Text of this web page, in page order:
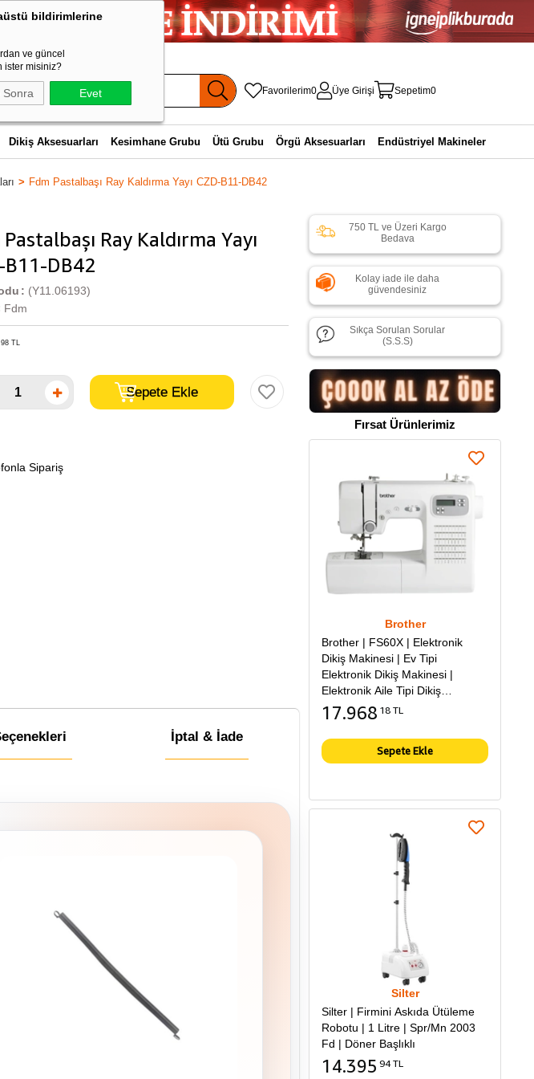
bildirimlerine
ve güncel
ister misiniz?
Sonra Evet Favorilerim0 Üye Girişi Sepetim0
Dikiş Aksesuarları Kesimhane Grubu Ütü Grubu Örgü Aksesuarları Endüstriyel Makineler
Fdm Pastalbaşı Ray Kaldırma Yayı CZD-B11-DB42
Pastalbaşı Ray Kaldırma Yayı
B11-DB42
(Y11.06193)
Fdm
98 TL
Sipariş
İptal & İade
750 TL ve Üzeri Kargo
Bedava
Kolay iade ile daha
güvendesiniz
Sıkça Sorulan Sorular
(S.S.S)
Fırsat Ürünlerimiz
Brother
Brother | FS60X | Elektronik
Dikiş Makinesi | Ev Tipi
Elektronik Dikiş Makinesi |
Elektronik Aile Tipi Dikiş
Makinesi
17.968 18 TL
Sepete Ekle
Silter
Silter | Firmini Askıda Ütüleme
Robotu | 1 Litre | Spr/Mn 2003
Fd | Döner Başlıklı
14.395 94 TL